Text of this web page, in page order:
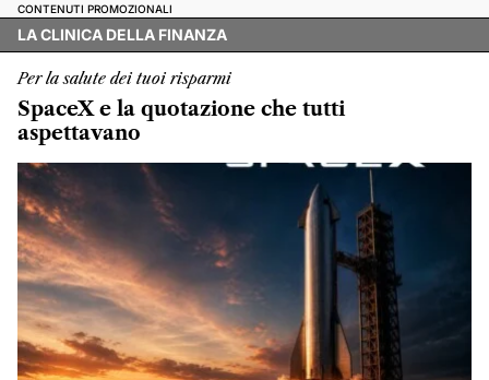
CONTENUTI PROMOZIONALI
LA CLINICA DELLA FINANZA
Per la salute dei tuoi risparmi
SpaceX e la quotazione che tutti
aspettavano